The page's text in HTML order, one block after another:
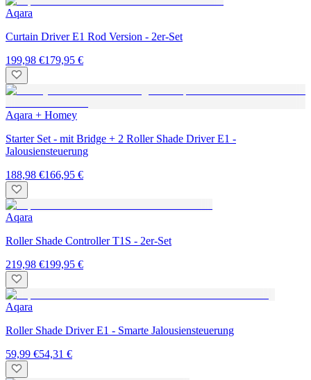
Aqara
Curtain Driver E1 Rod Version - 2er-Set
199,98 €179,95 €
Aqara + Homey
Starter Set - mit Bridge + 2 Roller Shade Driver E1 -
Jalousiensteuerung
188,98 €166,95 €
Aqara
Roller Shade Controller T1S - 2er-Set
219,98 €199,95 €
Aqara
Roller Shade Driver E1 - Smarte Jalousiensteuerung
59,99 €54,31 €